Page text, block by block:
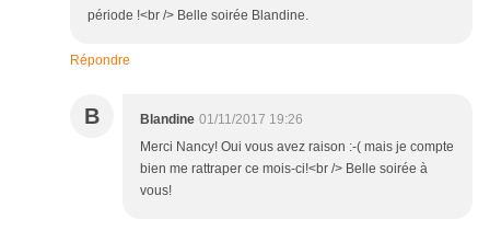
période !<br /> Belle soirée Blandine.
Répondre
B Blandine 01/11/2017 19:26
Merci Nancy! Oui vous avez raison :-( mais je compte
bien me rattraper ce mois-ci!<br /> Belle soirée à
vous!